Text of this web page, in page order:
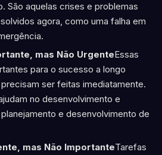
São aquelas crises e problemas
agora, como uma falha em
mas Não UrgenteEssas
para o sucesso a longo
ser feitas imediatamente.
no desenvolvimento e
e desenvolvimento de
mas Não ImportanteTarefas